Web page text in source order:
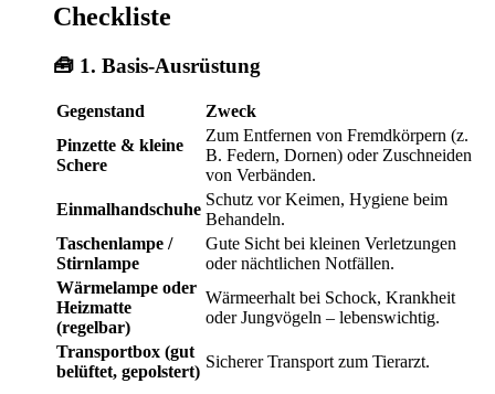
Checkliste
🧰 1. Basis-Ausrüstung
Gegenstand
Zweck
Pinzette & kleine
Schere
Zum Entfernen von Fremdkörpern (z.
B. Federn, Dornen) oder Zuschneiden
von Verbänden.
Einmalhandschuhe
Schutz vor Keimen, Hygiene beim
Behandeln.
Taschenlampe /
Stirnlampe
Gute Sicht bei kleinen Verletzungen
oder nächtlichen Notfällen.
Wärmelampe oder
Heizmatte
(regelbar)
Wärmeerhalt bei Schock, Krankheit
oder Jungvögeln – lebenswichtig.
Transportbox (gut
belüftet, gepolstert)
Sicherer Transport zum Tierarzt.